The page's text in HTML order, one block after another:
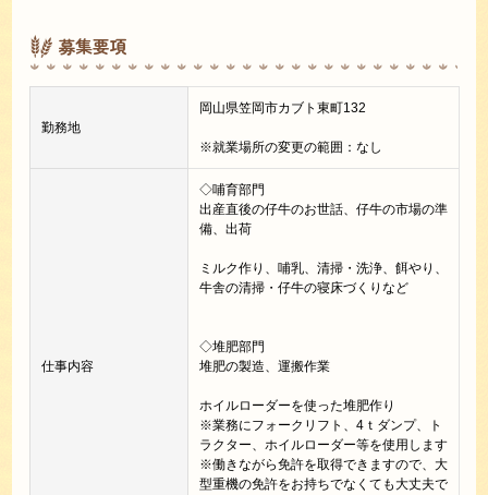
募集要項
勤務地
岡山県笠岡市カブト東町132
※就業場所の変更の範囲：なし
仕事内容
◇哺育部門
出産直後の仔牛のお世話、仔牛の市場の準
備、出荷
ミルク作り、哺乳、清掃・洗浄、餌やり、
牛舎の清掃・仔牛の寝床づくりなど
◇堆肥部門
堆肥の製造、運搬作業
ホイルローダーを使った堆肥作り
※業務にフォークリフト、4ｔダンプ、ト
ラクター、ホイルローダー等を使用します
※働きながら免許を取得できますので、大
型重機の免許をお持ちでなくても大丈夫で